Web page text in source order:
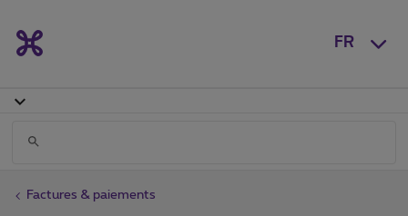
FR
Factures & paiements